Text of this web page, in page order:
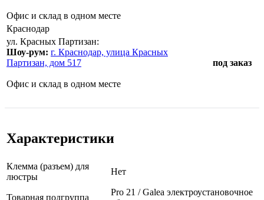
Офис и склад в одном месте
Краснодар
ул. Красных Партизан:
Шоу-рум: г. Краснодар, улица Красных
Партизан, дом 517
Офис и склад в одном месте
под заказ
Характеристики
Клемма (разъем) для
люстры
Нет
Товарная подгруппа
Pro 21 / Galea электроустановочное